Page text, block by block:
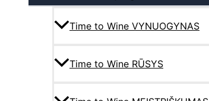
Time to Wine VYNUOGYNAS
Time to Wine RŪSYS